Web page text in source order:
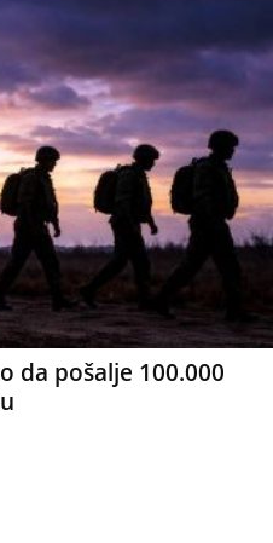
da pošalje 100.000